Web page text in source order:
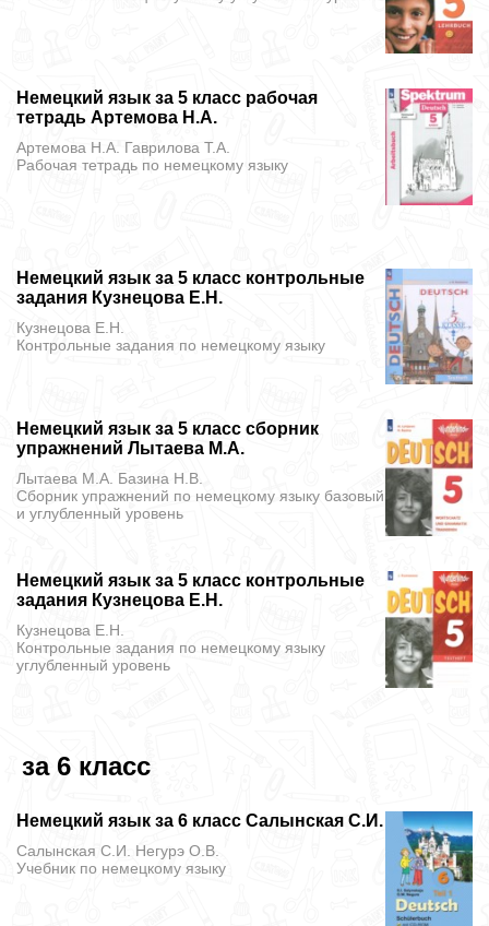
Немецкий язык за 5 класс рабочая
тетрадь Артемова Н.А.
Артемова Н.А. Гаврилова Т.А.
Рабочая тетрадь по немецкому языку
Немецкий язык за 5 класс контрольные
задания Кузнецова Е.Н.
Кузнецова Е.Н.
Контрольные задания по немецкому языку
Немецкий язык за 5 класс сборник
упражнений Лытаева М.А.
Лытаева М.А. Базина Н.В.
Сборник упражнений по немецкому языку базовый
и углубленный уровень
Немецкий язык за 5 класс контрольные
задания Кузнецова Е.Н.
Кузнецова Е.Н.
Контрольные задания по немецкому языку
углубленный уровень
за 6 класс
Немецкий язык за 6 класс Салынская С.И.
Салынская С.И. Негурэ О.В.
Учебник по немецкому языку